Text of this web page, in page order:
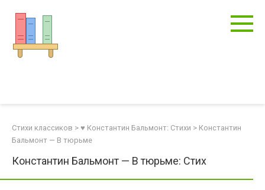
контенту
Стихи классиков > ♥ Константин Бальмонт: Стихи > Константин
Бальмонт — В тюрьме
Константин Бальмонт — В тюрьме: Стих